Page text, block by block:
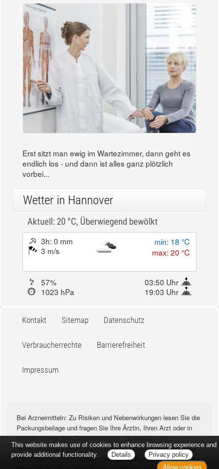
Erst sitzt man ewig im Wartezimmer, dann geht es
endlich los - und dann ist alles ganz plötzlich
vorbei...
Wetter in Hannover
Aktuell: 20 °C, Überwiegend bewölkt
3h: 0 mm
3 m/s
min: 18 °C
max: 20 °C
57%
03:50 Uhr
1023 hPa
19:03 Uhr
Kontakt Sitemap Datenschutz
Verbraucherrechte Barrierefreiheit
Impressum
Bei Arzneimitteln: Zu Risiken und Nebenwirkungen lesen Sie die
Packungsbeilage und fragen Sie Ihre Ärztin, Ihren Arzt oder in
Ihrer Apotheke. Bei Tierarzneimitteln: Zu Risiken und
Nebenwirkungen lesen Sie die Packungsbeilage und fragen Sie
Ihre Tierärztin, Ihren Tierarzt oder in Ihrer Apotheke. Nur solange
This website makes use of cookies to enhance browsing experience and
provide additional functionality.
Details
Privacy policy
Allow cookies